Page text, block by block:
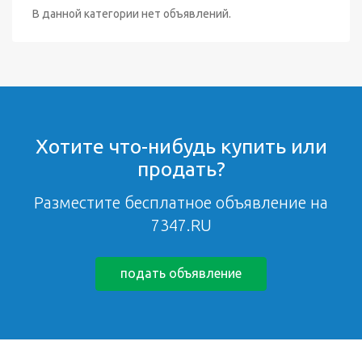
В данной категории нет объявлений.
Хотите что-нибудь купить или
продать?
Разместите бесплатное объявление на
7347.RU
подать объявление